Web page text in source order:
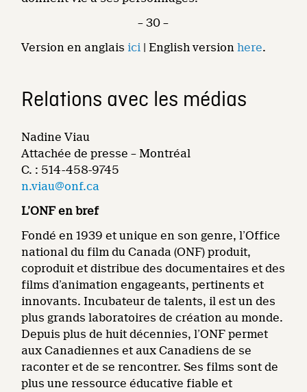
– 30 –
Version en anglais ici | English versionhere.
Relations avec les médias
Nadine Viau
Attachée de presse – Montréal
C. : 514-458-9745
n.viau@onf.ca
L’ONF en bref
Fondé en 1939 et unique en son genre, l’Office
national du film du Canada (ONF) produit,
coproduit et distribue des documentaires et des
films d’animation engageants, pertinents et
innovants. Incubateur de talents, il est un des
plus grands laboratoires de création au monde.
Depuis plus de huit décennies, l’ONF permet
aux Canadiennes et aux Canadiens de se
raconter et de se rencontrer. Ses films sont de
plus une ressource éducative fiable et